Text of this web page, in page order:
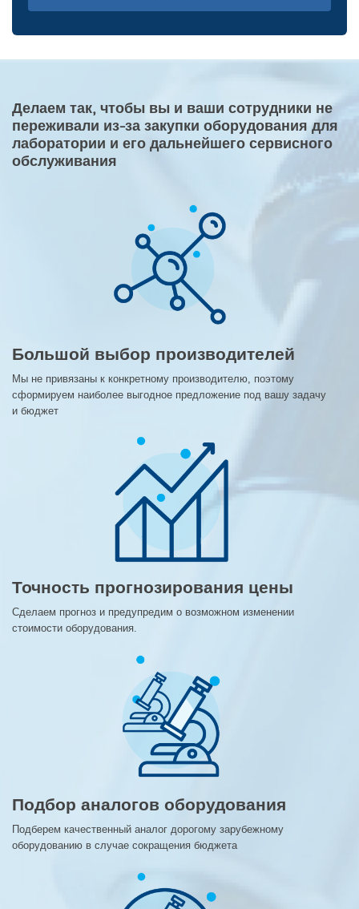
Делаем так, чтобы вы и ваши сотрудники не
переживали из-за закупки оборудования для
лаборатории и его дальнейшего сервисного
обслуживания
Большой выбор производителей
Мы не привязаны к конкретному производителю, поэтому
сформируем наиболее выгодное предложение под вашу задачу
и бюджет
Точность прогнозирования цены
Сделаем прогноз и предупредим о возможном изменении
стоимости оборудования.
Подбор аналогов оборудования
Подберем качественный аналог дорогому зарубежному
оборудованию в случае сокращения бюджета